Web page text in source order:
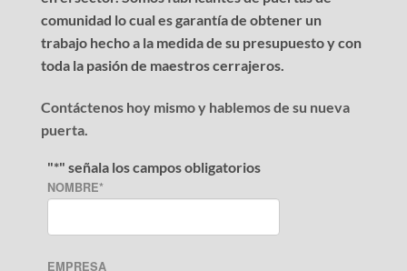
comunidad lo cual es garantía de obtener un
trabajo hecho a la medida de su presupuesto y con
toda la pasión de maestros cerrajeros.
Contáctenos hoy mismo y hablemos de su nueva
puerta.
"*" señala los campos obligatorios
NOMBRE*
EMPRESA